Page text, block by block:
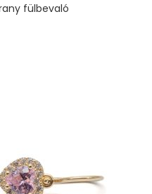
fülbevaló